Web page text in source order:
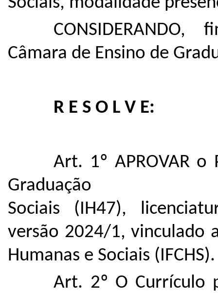
Câmara de Ensino de
R E S O L V E:
Art. 1º APROVAR o
Sociais (IH47),
versão 2024/1, vinculado
Humanas e Sociais (IFCHS).
Art. 2º O Currículo